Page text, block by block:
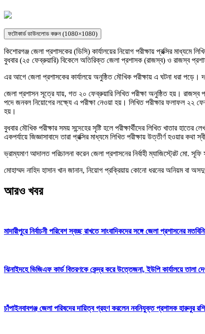
ফটোকার্ড ডাউনলোড করুন (1080×1080)
কিশোরগঞ্জ জেলা প্রশাসকের (ডিসি) কার্যালয়ের নিয়োগ পরীক্ষায় প্রক্সির মাধ্যমে
বুধবার (২৫ ফেব্রুয়ারি) বিকেলে অতিরিক্ত জেলা প্রশাসক (রাজস্ব) ও রাজস্ব প্রশাসন
এর আগে জেলা প্রশাসকের কার্যালয়ে অনুষ্ঠিত মৌখিক পরীক্ষায় এ ঘটনা ধরা
জেলা প্রশাসন সূত্রে যায়, গত ২০ ফেব্রুয়ারি লিখিত পরীক্ষা অনুষ্ঠিত হয়।
পদে জনবল নিয়োগের লক্ষ্যে এ পরীক্ষা নেওয়া হয়। লিখিত পরীক্ষার ফলাফল ২২
হয়।
বুধবার মৌখিক পরীক্ষার সময় সন্দেহের সৃষ্টি হলে পরীক্ষার্থীদের লিখিত খাতার
একপর্যায়ে জিজ্ঞাসাবাদে তারা প্রক্সির মাধ্যমে লিখিত পরীক্ষায় উত্তীর্ণ হওয়ার
ভ্রাম্যমাণ আদালত পরিচালনা করেন জেলা প্রশাসনের নির্বাহী ম্যাজিস্ট্রেট
মোহাম্মদ নাহিদ হাসান খান জানান, নিয়োগ প্রক্রিয়ায় কোনো ধরনের অনিয়ম বা
আরও খবর
মাদারীপুরে নির্বাচনী পরিবেশ স্বচ্ছ রাখতে সাংবাদিকদের সঙ্গে জেলা প্রশাসনের
ঝিনাইদহে ভিজিএফ কার্ড বিতরণকে কেন্দ্র করে উত্তেজনা, ইউপি কার্যালয়ে তালা
চাঁপাইনবাবগঞ্জ জেলা পরিষদের দায়িত্ব গ্রহণ করলেন নবনিযুক্ত প্রশাসক হারুনুর